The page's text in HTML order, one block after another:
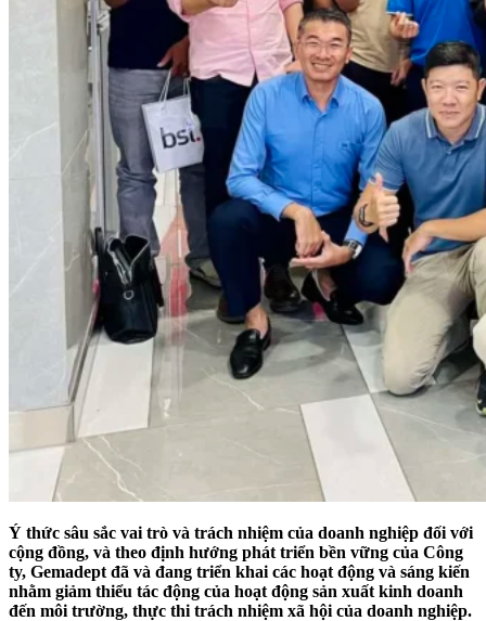
Ý thức sâu sắc vai trò và trách nhiệm của doanh nghiệp đối với
cộng đồng, và theo định hướng phát triển bền vững của Công
ty, Gemadept đã và đang triển khai các hoạt động và sáng kiến
nhằm giảm thiểu tác động của hoạt động sản xuất kinh doanh
đến môi trường, thực thi trách nhiệm xã hội của doanh nghiệp.